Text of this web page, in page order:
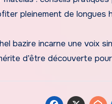
pleinement de longues
bazire incarne une voix
d’être découverte